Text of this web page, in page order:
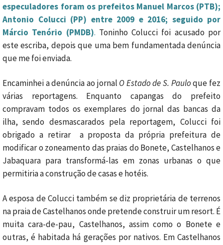
especuladores foram os prefeitos Manuel Marcos (PTB);
Antonio Colucci (PP) entre 2009 e 2016; seguido por
Márcio Tenório (PMDB). Toninho Colucci foi acusado por
este escriba, depois que uma bem fundamentada denúncia
que me foi enviada.
Encaminhei a denúncia ao jornal O Estado de S. Pauloque fez
várias reportagens. Enquanto capangas do prefeito
compravam todos os exemplares do jornal das bancas da
ilha, sendo desmascarados pela reportagem, Colucci foi
obrigado a retirar a proposta da própria prefeitura de
modificar o zoneamento das praias do Bonete, Castelhanos e
Jabaquara para transformá-las em zonas urbanas o que
permitiria a construção de casas e hotéis.
A esposa de Colucci também se diz proprietária de terrenos
na praia de Castelhanos onde pretende construir um resort. É
muita cara-de-pau, Castelhanos, assim como o Bonete e
outras, é habitada há gerações por nativos. Em Castelhanos